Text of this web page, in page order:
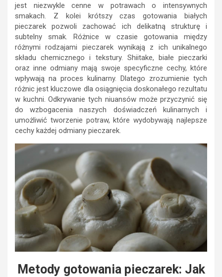
jest niezwykle cenne w potrawach o intensywnych
smakach. Z kolei krótszy czas gotowania białych
pieczarek pozwoli zachować ich delikatną strukturę i
subtelny smak. Różnice w czasie gotowania między
różnymi rodzajami pieczarek wynikają z ich unikalnego
składu chemicznego i tekstury. Shiitake, białe pieczarki
oraz inne odmiany mają swoje specyficzne cechy, które
wpływają na proces kulinarny. Dlatego zrozumienie tych
różnic jest kluczowe dla osiągnięcia doskonałego rezultatu
w kuchni. Odkrywanie tych niuansów może przyczynić się
do wzbogacenia naszych doświadczeń kulinarnych i
umożliwić tworzenie potraw, które wydobywają najlepsze
cechy każdej odmiany pieczarek.
Metody gotowania pieczarek: Jak